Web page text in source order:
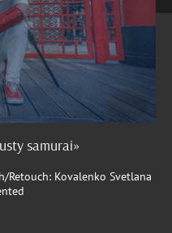
samurai»
Retouch: Kovalenko Svetlana